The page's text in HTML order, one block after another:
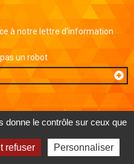
à notre lettre d’information
un robot
PERSONNELLES
donne le contrôle sur ceux que
refuser Personnaliser